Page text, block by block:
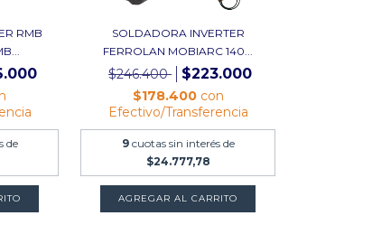
RMB
de
SOLDADORA INVERTER
FERROLAN MOBIARC 140...
$246.400 $223.000
$178.400 con
Efectivo/Transferencia
9 cuotas sin interés de
$24.777,78